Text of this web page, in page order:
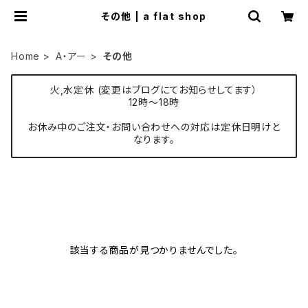
その他 | a flat shop
Home A・アー その他
火,水定休 (変更はブログにてお知らせしてます）
12時〜18時
お休み中のご注文・お問い合わせへの対応は定休日明けと
なります。
該当する商品が見つかりませんでした。